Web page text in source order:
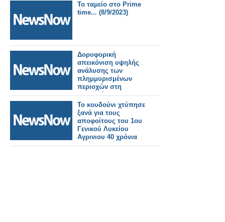
Το ταμείο στο Prime
time... (8/9/2023)
Δορυφορική
απεικόνιση υψηλής
ανάλυσης των
πλημμυρισμένων
περιοχών στη
Θεσσαλία
Το κουδούνι χτύπησε
ξανά για τους
αποφοίτους του 1ου
Γενικού Λυκείου
Αγρινιου 40 χρόνια
μετά.